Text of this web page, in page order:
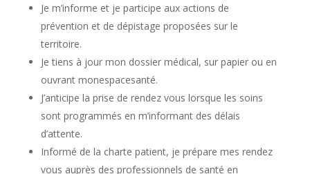
Je m’informe et je participe aux actions de
prévention et de dépistage proposées sur le
territoire.
Je tiens à jour mon dossier médical, sur papier ou en
ouvrant monespacesanté.
J’anticipe la prise de rendez vous lorsque les soins
sont programmés en m’informant des délais
d’attente.
Informé de la charte patient, je prépare mes rendez
vous auprès des professionnels de santé en